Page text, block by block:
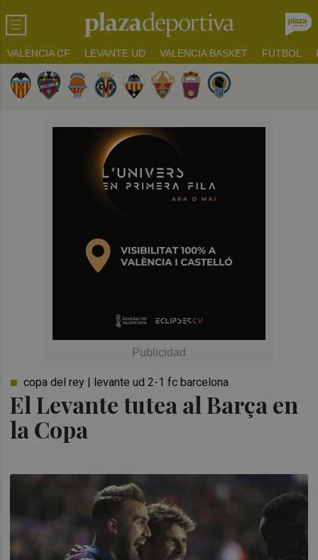
VALENCIA CF LEVANTE UD VALENCIA BASKET FUTBOL
El Levante tutea al Barça en
la Copa
copa del rey | levante ud 2-1 fc barcelona